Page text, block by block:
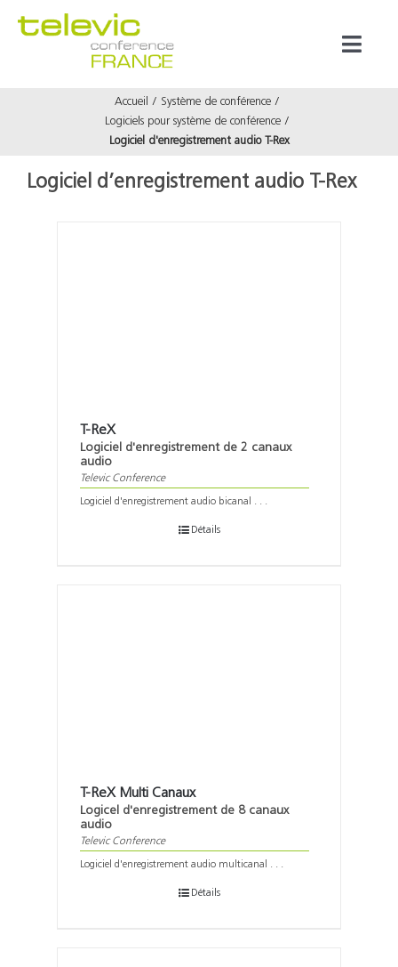
Accueil
Système de conférence
Logiciels pour système de conférence
Logiciel d'enregistrement audio T-Rex
Logiciel d’enregistrement audio T-Rex
T-ReX
Logiciel d'enregistrement de 2 canaux
audio
Televic Conference
Logiciel d'enregistrement audio bicanal . . .
Détails
T-ReX Multi Canaux
Logicel d'enregistrement de 8 canaux
audio
Televic Conference
Logiciel d'enregistrement audio multicanal . . .
Détails